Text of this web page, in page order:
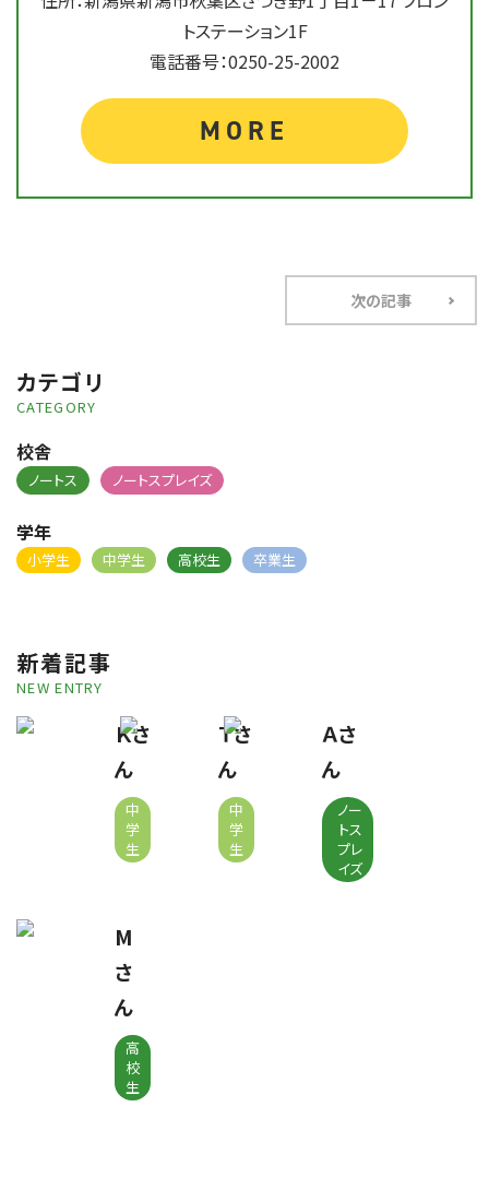
トステーション1F
電話番号：0250-25-2002
MORE
次の記事
カテゴリ
CATEGORY
校舎
ノートス ノートスプレイズ
学年
小学生 中学生 高校生 卒業生
新着記事
NEW ENTRY
Ｋさ
ん
中
学
生
Ｔさ
ん
中
学
生
Ａさ
ん
ノー
トス
プレ
イズ
M
さ
ん
高
校
生